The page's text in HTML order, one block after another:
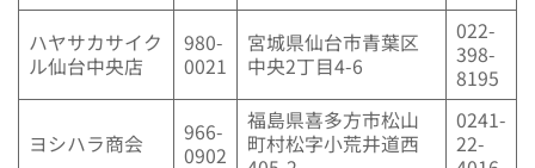
ハヤサカサイク
ル仙台中央店
980-
0021
宮城県仙台市青葉区
中央2丁目4-6
022-
398-
8195
ヨシハラ商会
966-
0902
福島県喜多方市松山
町村松字小荒井道西
0241-
22-